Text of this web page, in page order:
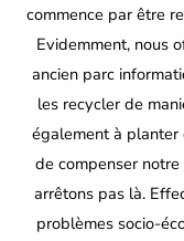
commence par être
Evidemment, nous
ancien parc
les recycler de
également à
de compenser
arrêtons pas là.
problèmes socio-